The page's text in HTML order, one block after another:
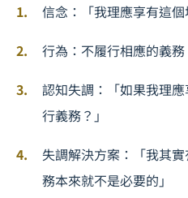
信念：「我理應享有這個
行為：不履行相應的義務
認知失調：「如果我理
行義務？」
失調解決方案：「我其
務本來就不是必要的」